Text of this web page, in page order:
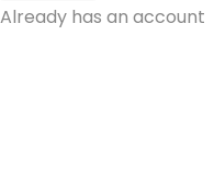
Already has an account